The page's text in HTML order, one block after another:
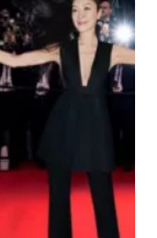
menggunakan
tetapi mahu
bekalan
masuk hutan
kampung yang